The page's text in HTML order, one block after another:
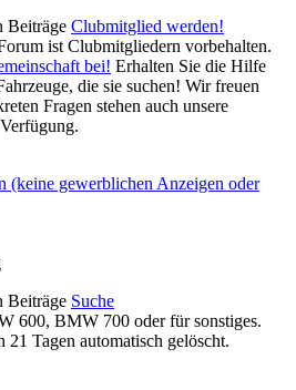
Clubmitglied werden!
ist Clubmitgliedern vorbehalten.
bei! Erhalten Sie die Hilfe
die sie suchen! Wir freuen
Fragen stehen auch unsere
(keine gewerblichen Anzeigen oder
Suche
600, BMW 700 oder für sonstiges.
21 Tagen automatisch gelöscht.